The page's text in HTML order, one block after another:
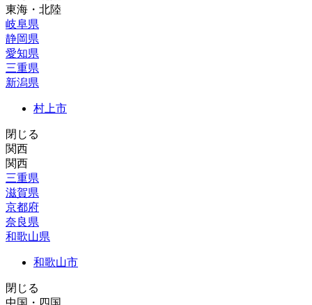
東海・北陸
岐阜県
静岡県
愛知県
三重県
新潟県
村上市
閉じる
関西
関西
三重県
滋賀県
京都府
奈良県
和歌山県
和歌山市
閉じる
中国・四国